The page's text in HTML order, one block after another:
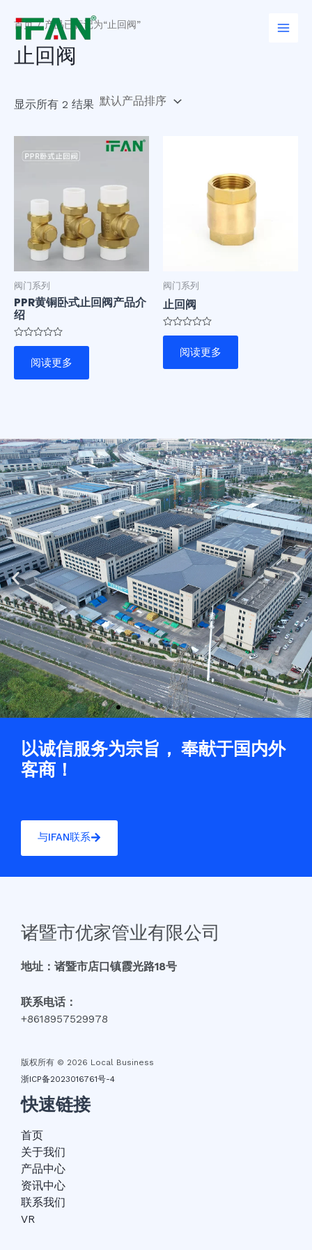
首页/ 产品已标记为“止回阀”
止回阀
显示所有 2 结果
阀门系列
PPR黄铜卧式止回阀产品介
绍
评
5
阅读更多
阀门系列
止回阀
评
5
阅读更多
Previous
slide
以诚信服务为宗旨， 奉献于国内外
客商！
与IFAN联系
诸暨市优家管业有限公司
地址：诸暨市店口镇霞光路18号
联系电话：
+8618957529978
版权所有 © 2026 Local Business
浙ICP备2023016761号-4
快速链接
首页
关于我们
产品中心
资讯中心
联系我们
VR